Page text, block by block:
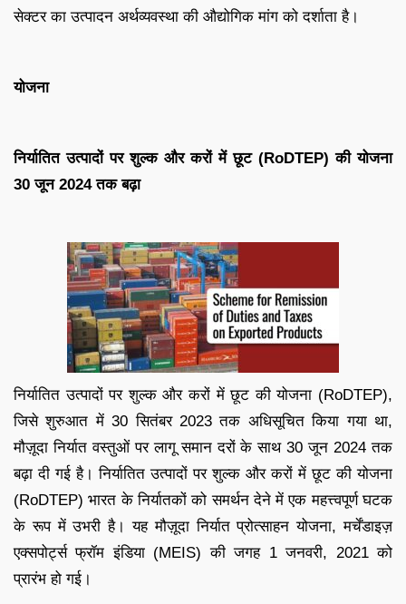
सेक्टर का उत्पादन अर्थव्यवस्था की औद्योगिक मांग को दर्शाता है।
योजना
निर्यातित उत्पादों पर शुल्क और करों में छूट (RoDTEP) की योजना
30 जून 2024 तक बढ़ा
निर्यातित उत्पादों पर शुल्क और करों में छूट की योजना (RoDTEP),
जिसे शुरुआत में 30 सितंबर 2023 तक अधिसूचित किया गया था,
मौज़ूदा निर्यात वस्तुओं पर लागू समान दरों के साथ 30 जून 2024 तक
बढ़ा दी गई है। निर्यातित उत्पादों पर शुल्क और करों में छूट की योजना
(RoDTEP) भारत के निर्यातकों को समर्थन देने में एक महत्त्वपूर्ण घटक
के रूप में उभरी है। यह मौज़ूदा निर्यात प्रोत्साहन योजना, मर्चेंडाइज़
एक्सपोर्ट्स फ्रॉम इंडिया (MEIS) की जगह 1 जनवरी, 2021 को
प्रारंभ हो गई।